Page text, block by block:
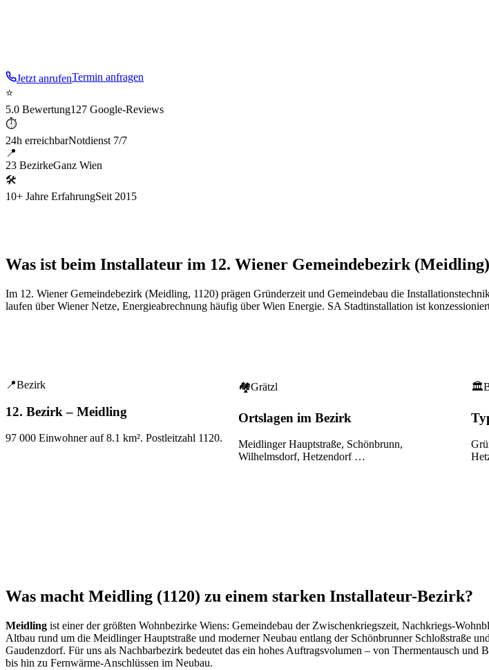
Jetzt anrufenTermin anfragen
⭐
5.0 Bewertung127 Google-Reviews
⏱
24h erreichbarNotdienst 7/7
📍
23 BezirkeGanz Wien
🛠
10+ Jahre ErfahrungSeit 2015
Was ist beim Installateur im 12. Wiener Gemeindebezirk
Im 12. Wiener Gemeindebezirk (Meidling, 1120) prägen Gründerzeit und Gemeindebau die
laufen über Wiener Netze, Energieabrechnung häufig über Wien Energie. SA Stadtinstallation ist
📍Bezirk
12. Bezirk – Meidling
97 000 Einwohner auf8.1 km². Postleitzahl 1120.
🏘Grätzl
Ortslagen im Bezirk
Meidlinger Hauptstraße, Schönbrunn,
Wilhelmsdorf, Hetzendorf…
🏛
Was macht Meidling (1120) zu einem starken Installateur-Bezirk?
Meidling ist einer der größten Wohnbezirke Wiens: Gemeindebau der Zwischenkriegszeit, Nachkriegs-
Altbau rund um die Meidlinger Hauptstraße und moderner Neubau entlang der Schönbrunner Schloßstraße
Gaudenzdorf. Für uns als Nachbarbezirk bedeutet das ein hohes Auftragsvolumen – von Thermentausch und
bis hin zu Fernwärme-Anschlüssen im Neubau.